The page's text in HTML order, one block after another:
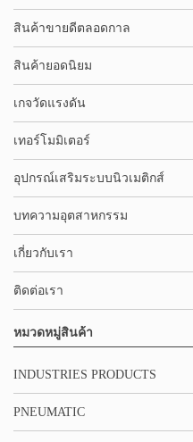
สินค้าขายดีตลอดกาล
สินค้ายอดนิยม
เกจวัดแรงดัน
เทอร์โมมิเตอร์
อุปกรณ์เสริมระบบนิวเมติกส์
บทความอุตสาหกรรม
เกี่ยวกับเรา
ติดต่อเรา
หมวดหมู่สินค้า
INDUSTRIES PRODUCTS
PNEUMATIC